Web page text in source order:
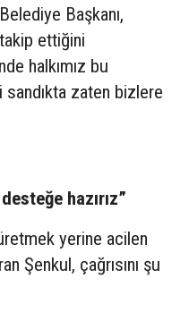
Başkanı,
ettiğini
halkımız bu
zaten bizlere
hazırız”
yerine acilen
Şenkul, çağrısını şu